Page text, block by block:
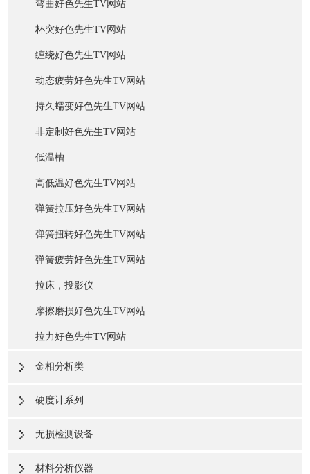
弯曲好色先生TV网站
杯突好色先生TV网站
缠绕好色先生TV网站
动态疲劳好色先生TV网站
持久蠕变好色先生TV网站
非定制好色先生TV网站
低温槽
高低温好色先生TV网站
弹簧拉压好色先生TV网站
弹簧扭转好色先生TV网站
弹簧疲劳好色先生TV网站
拉床，投影仪
摩擦磨损好色先生TV网站
拉力好色先生TV网站
金相分析类
硬度计系列
无损检测设备
材料分析仪器